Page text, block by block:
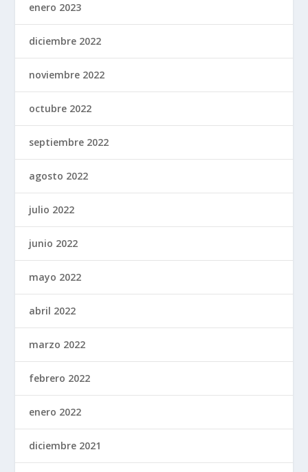
enero 2023
diciembre 2022
noviembre 2022
octubre 2022
septiembre 2022
agosto 2022
julio 2022
junio 2022
mayo 2022
abril 2022
marzo 2022
febrero 2022
enero 2022
diciembre 2021